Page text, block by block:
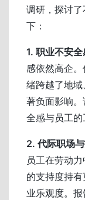
调研，探讨
下：
1. 职业不安
感依然高企
绪跨越了地
著负面影响
全感与员工
2. 代际职场
员工在劳动
的支持度持
业乐观度。